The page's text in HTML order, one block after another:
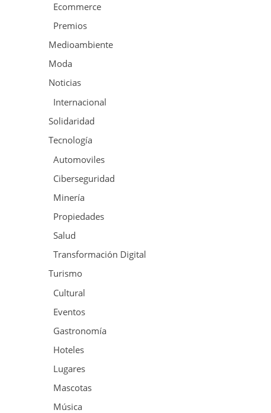
Ecommerce
Premios
Medioambiente
Moda
Noticias
Internacional
Solidaridad
Tecnología
Automoviles
Ciberseguridad
Minería
Propiedades
Salud
Transformación Digital
Turismo
Cultural
Eventos
Gastronomía
Hoteles
Lugares
Mascotas
Música